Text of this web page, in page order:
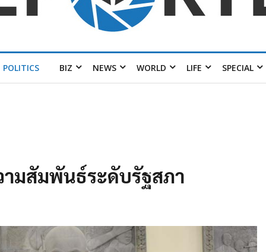
POLITICS BIZ NEWS WORLD LIFE SPECIAL
มสัมพันธ์ระดับรัฐสภา